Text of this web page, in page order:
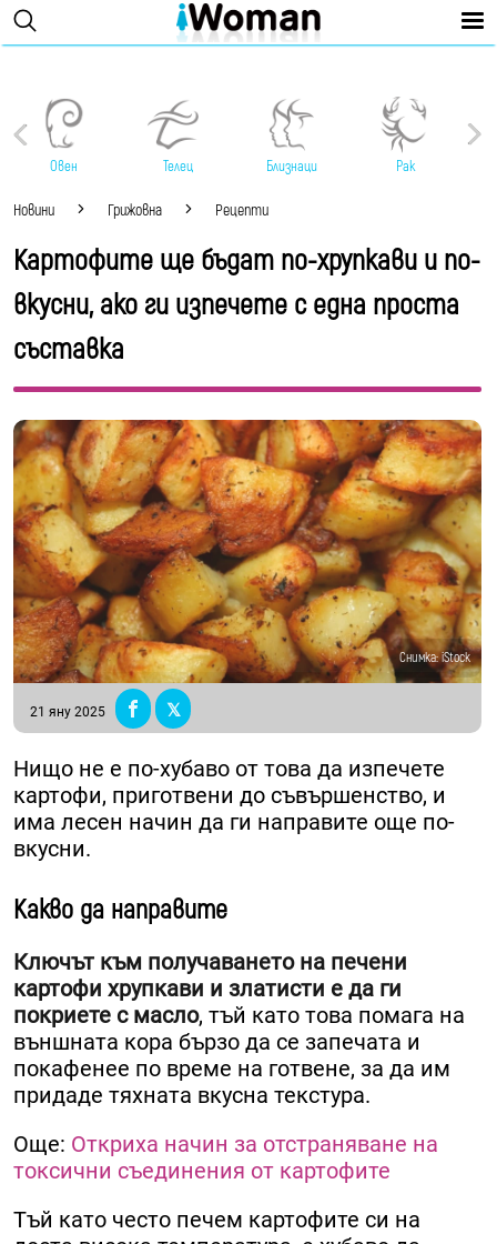
Овен Телец Близнаци Рак
Новини Грижовна Рецепти
Картофите ще бъдат по-хрупкави и по-
вкусни, ако ги изпечете с една проста
съставка
Снимка: iStock
21 яну 2025
Нищо не е по-хубаво от това да изпечете
картофи, приготвени до съвършенство, и
има лесен начин да ги направите още по-
вкусни.
Какво да направите
Ключът към получаването на печени
картофи хрупкави и златисти е да ги
покриете с масло, тъй като това помага на
външната кора бързо да се запечата и
покафенее по време на готвене, за да им
придаде тяхната вкусна текстура.
Още: Откриха начин за отстраняване на
токсични съединения от картофите
Тъй като често печем картофите си на